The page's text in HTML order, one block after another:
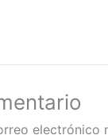
electrónico